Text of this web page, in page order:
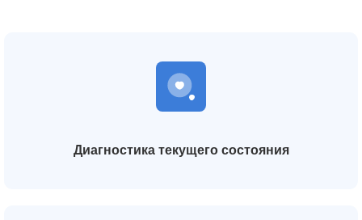
Диагностика текущего состояния